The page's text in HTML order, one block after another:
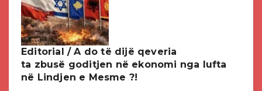
Editorial / A do të dijë qeveria
ta zbusë goditjen në ekonomi nga lufta
në Lindjen e Mesme ?!